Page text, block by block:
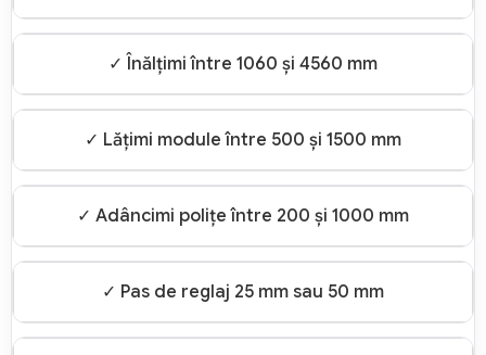
✓ Înălțimi între 1060 și 4560 mm
✓ Lățimi module între 500 și 1500 mm
✓ Adâncimi polițe între 200 și 1000 mm
✓ Pas de reglaj 25 mm sau 50 mm